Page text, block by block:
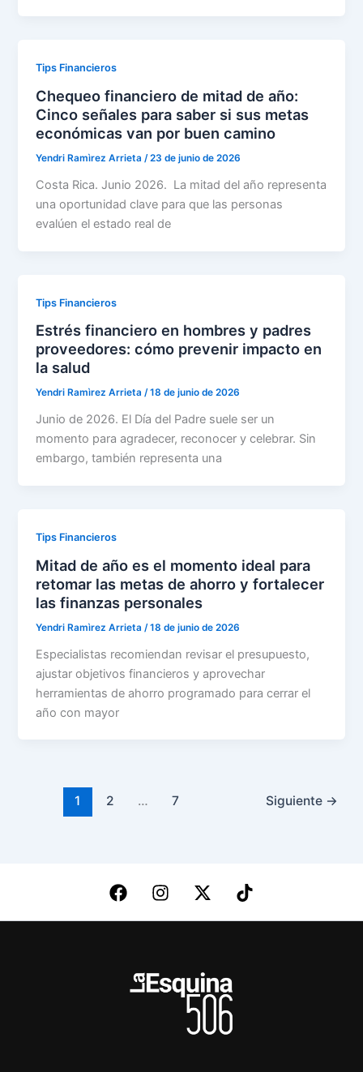
Tips Financieros
Chequeo financiero de mitad de año:
Cinco señales para saber si sus metas
económicas van por buen camino
Yendri Ramìrez Arrieta/23 de junio de 2026
Costa Rica. Junio 2026. La mitad del año representa
una oportunidad clave para que las personas
evalúen el estado real de
Tips Financieros
Estrés financiero en hombres y padres
proveedores: cómo prevenir impacto en
la salud
Yendri Ramìrez Arrieta/18 de junio de 2026
Junio de 2026. El Día del Padre suele ser un
momento para agradecer, reconocer y celebrar. Sin
embargo, también representa una
Tips Financieros
Mitad de año es el momento ideal para
retomar las metas de ahorro y fortalecer
las finanzas personales
Yendri Ramìrez Arrieta /18 de junio de 2026
Especialistas recomiendan revisar el presupuesto,
ajustar objetivos financieros y aprovechar
herramientas de ahorro programado para cerrar el
año con mayor
1 2 … 7 Siguiente →